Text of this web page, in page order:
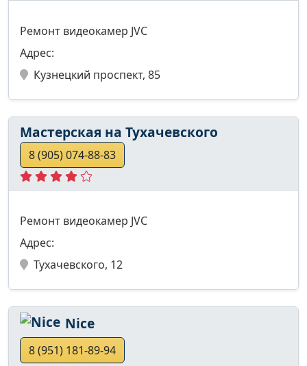
Ремонт видеокамер JVC
Адрес:
Кузнецкий проспект, 85
Мастерская на Тухачевского
8 (905) 074-88-83
Ремонт видеокамер JVC
Адрес:
Тухачевского, 12
Nice
8 (951) 181-89-94